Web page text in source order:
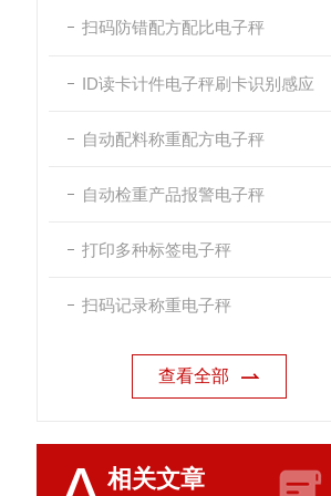
扫码防错配方配比电子秤
ID读卡计件电子秤刷卡识别感应
自动配料称重配方电子秤
自动检重产品报警电子秤
打印多种标签电子秤
扫码记录称重电子秤
查看全部
相关文章